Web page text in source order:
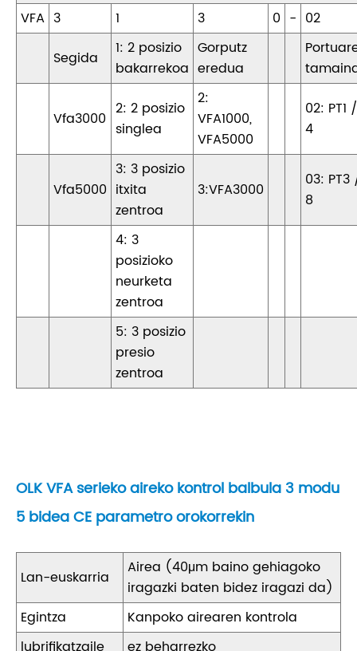
VFA 3 1 3 0 - 02
Segida
1: 2 posizio
bakarrekoa
Gorputz
eredua
Vfa3000 2: 2 posizio
singlea
2:
VFA1000,
VFA5000
02: PT1 /
4
Vfa5000
3: 3 posizio
itxita
zentroa
3:VFA3000
03: PT3
8
4: 3
posizioko
neurketa
zentroa
5: 3 posizio
presio
zentroa
OLK VFA serieko aireko kontrol balbula 3 modu
5 bidea CE parametro orokorrekin
Lan-euskarria
Airea (40μm baino gehiagoko
iragazki baten bidez iragazi da)
Egintza
Kanpoko airearen kontrola